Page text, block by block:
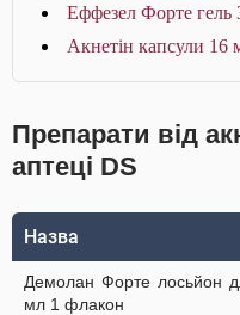
Еффезел Форте гель
Акнетін капсули 16
Препарати від
аптеці DS
Назва
Демолан Форте лосьйон
мл 1 флакон